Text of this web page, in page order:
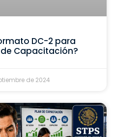
DC-2 para
Capacitación?
de 2024